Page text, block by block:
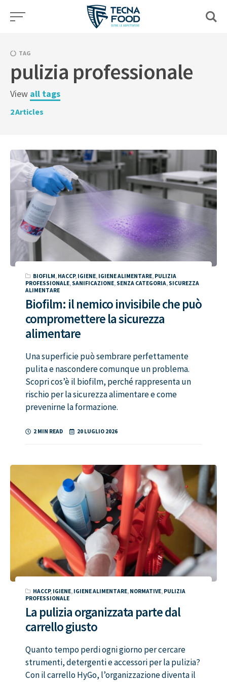
TAG
pulizia professionale
View all tags
2Articles
BIOFILM, HACCP, IGIENE, IGIENE ALIMENTARE, PULIZIA
PROFESSIONALE, SANIFICAZIONE, SENZA CATEGORIA, SICUREZZA
ALIMENTARE
Biofilm: il nemico invisibile che può
compromettere la sicurezza
alimentare
Una superficie può sembrare perfettamente
pulita e nascondere comunque un problema.
Scopri cos’è il biofilm, perché rappresenta un
rischio per la sicurezza alimentare e come
prevenirne la formazione.
2 MIN READ 20 LUGLIO 2026
HACCP, IGIENE, IGIENE ALIMENTARE, NORMATIVE, PULIZIA
PROFESSIONALE
La pulizia organizzata parte dal
carrello giusto
Quanto tempo perdi ogni giorno per cercare
strumenti, detergenti e accessori per la pulizia?
Con il carrello HyGo, l’organizzazione diventa il